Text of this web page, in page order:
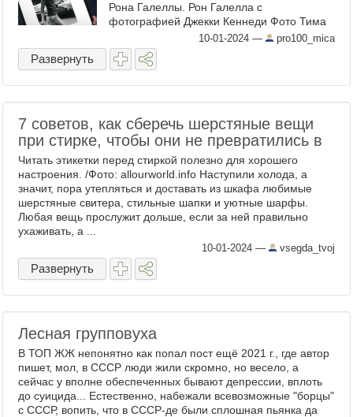
Рона Галеллы. Рон Галелла с
фотографией Джекки Кеннеди Фото Тима
Мантоани Рон Галелла всегда гордился
тем, что снимал людей, когда они ...
10-01-2024 — pro100_mica
Развернуть
7 советов, как сберечь шерстяные вещи
при стирке, чтобы они не превратились в
Читать этикетки перед стиркой полезно для хорошего
настроения. /Фото: allourworld.info Наступили холода, а
значит, пора утепляться и доставать из шкафа любимые
шерстяные свитера, стильные шапки и уютные шарфы.
Любая вещь прослужит дольше, если за ней правильно
ухаживать, а ...
10-01-2024 — vsegda_tvoj
Развернуть
Лесная групповуха
В ТОП ЖЖ непонятно как попал пост ещё 2021 г., где автор
пишет, мол, в СССР люди жили скромно, но весело, а
сейчас у вполне обеспеченных бывают депрессии, вплоть
до суицида... Естественно, набежали всевозможные "борцы"
с СССР, вопить, что в СССР-де были сплошная пьянка да